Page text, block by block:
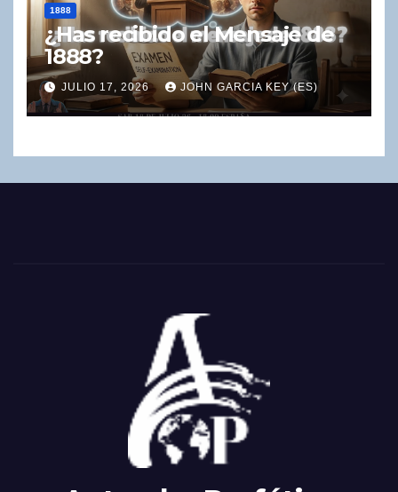
1888
¿Has recibido el Mensaje de
1888?
JULIO 17, 2026 JOHN GARCIA KEY (ES)